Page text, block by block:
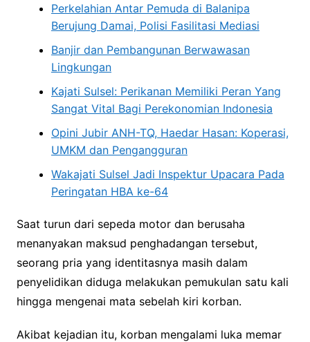
Perkelahian Antar Pemuda di Balanipa
Berujung Damai, Polisi Fasilitasi Mediasi
Banjir dan Pembangunan Berwawasan
Lingkungan
Kajati Sulsel: Perikanan Memiliki Peran Yang
Sangat Vital Bagi Perekonomian Indonesia
Opini Jubir ANH-TQ, Haedar Hasan: Koperasi,
UMKM dan Pengangguran
Wakajati Sulsel Jadi Inspektur Upacara Pada
Peringatan HBA ke-64
Saat turun dari sepeda motor dan berusaha
menanyakan maksud penghadangan tersebut,
seorang pria yang identitasnya masih dalam
penyelidikan diduga melakukan pemukulan satu kali
hingga mengenai mata sebelah kiri korban.
Akibat kejadian itu, korban mengalami luka memar